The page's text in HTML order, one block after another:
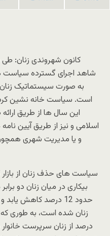
کانون شهروندی زنان:
شاهد اجرای گسترده سیاست
به صورت سیستماتیک زنان
است. سیاست خانه نشین کردن
این سال ها از طریق
اسلامی و نیز از طریق آیین
و یا مدیریت شهری
سیاست های حذف زنان از
بیکاری در میان زنان دو
حدود 12 درصد کاهش
درصد از زنان سرپرست